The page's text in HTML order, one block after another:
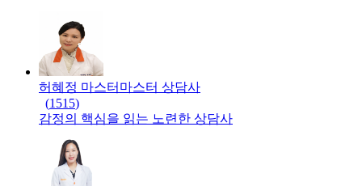
허혜정 마스터 마스터 상담사
(1515)
감정의 핵심을 읽는 노련한 상담사